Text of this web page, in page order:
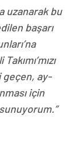
uzanarak bu
başarı
geçen, ay-
için